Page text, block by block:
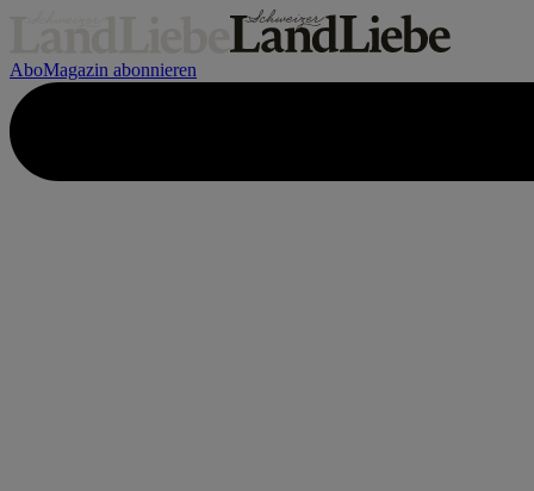
AboMagazin abonnieren